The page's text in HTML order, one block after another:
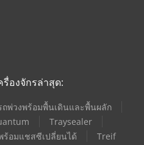
องจักรล่าสุด:
ถพ่วงพร้อมพื้นเดินและพื้นผลัก
Traysealer
ร้อมแชสซีเปลี่ยนได้ Treif